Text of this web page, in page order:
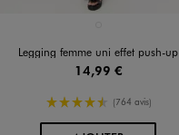
Legging femme uni effet push-up
14,99 €
4.5/5 de moyenne
(764 avis)